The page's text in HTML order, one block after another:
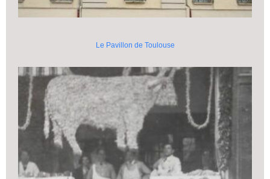
Le Pavillon de Toulouse